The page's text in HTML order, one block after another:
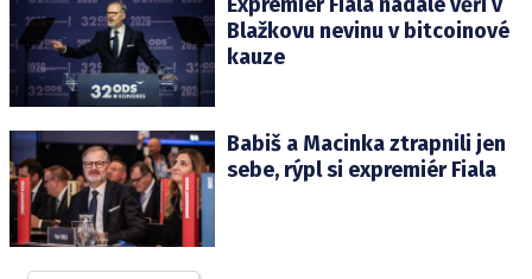
Blažkovu nevinu v bitcoinové
kauze
Babiš a Macinka ztrapnili jen
sebe, rýpl si expremiér Fiala